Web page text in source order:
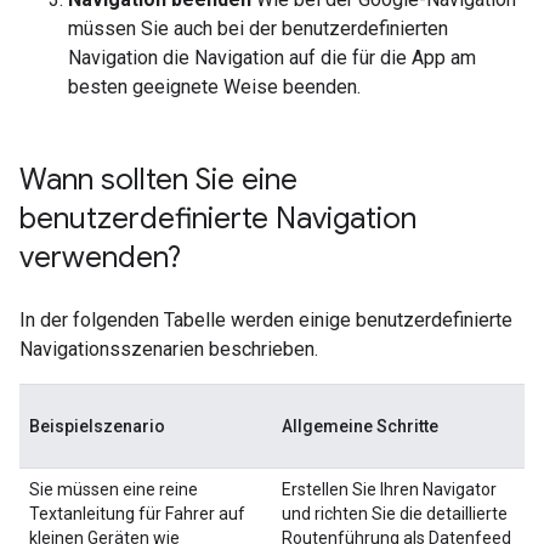
müssen Sie auch bei der benutzerdefinierten
Navigation die Navigation auf die für die App am
besten geeignete Weise beenden.
Wann sollten Sie eine
benutzerdefinierte Navigation
verwenden?
In der folgenden Tabelle werden einige benutzerdefinierte
Navigationsszenarien beschrieben.
Beispielszenario Allgemeine Schritte
Sie müssen eine reine
Textanleitung für Fahrer auf
kleinen Geräten wie
Erstellen Sie Ihren Navigator
und richten Sie die detaillierte
Routenführung als Datenfeed